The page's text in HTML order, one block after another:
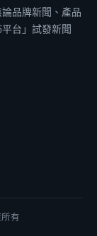
品牌新聞、產品
台」試發新聞
有